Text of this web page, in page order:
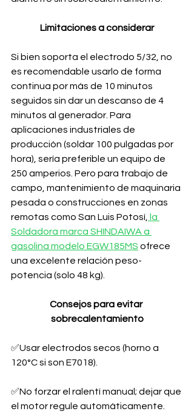
Limitaciones a considerar
Si bien soporta el electrodo 5/32, no
es recomendable usarlo de forma
continua por más de 10 minutos
seguidos sin dar un descanso de 4
minutos al generador. Para
aplicaciones industriales de
producción (soldar 100 pulgadas por
hora), sería preferible un equipo de
250 amperios. Pero para trabajo de
campo, mantenimiento de maquinaria
pesada o construcciones en zonas
remotas como San Luis Potosí,
la
Soldadora marca SHINDAIWA a
gasolina modelo EGW185MS ofrece
una excelente relación peso-
potencia (solo 48 kg).
Consejos para evitar
sobrecalentamiento
✅Usar electrodos secos (horno a
120°C si son E7018).
✅No forzar el ralentí manual; dejar que
el motor regule automáticamente.